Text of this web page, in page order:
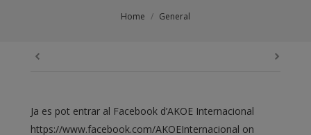
Home General
Ja es pot entrar al Facebook d’AKOE Internacional
https://www.facebook.com/AKOEInternacional on